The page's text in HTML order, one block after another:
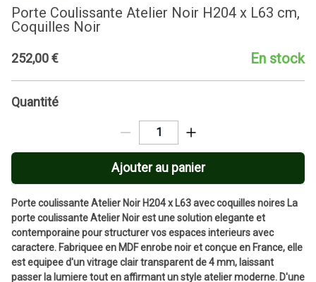
Porte Coulissante Atelier Noir H204 x L63 cm,
Coquilles Noir
252,00€ En stock
Quantité
Ajouter au panier
Porte coulissante Atelier Noir H204 x L63 avec coquilles noires La
porte coulissante Atelier Noir est une solution elegante et
contemporaine pour structurer vos espaces interieurs avec
caractere. Fabriquee en MDF enrobe noir et conçue en France, elle
est equipee d'un vitrage clair transparent de 4 mm, laissant
passer la lumiere tout en affirmant un style atelier moderne. D'une